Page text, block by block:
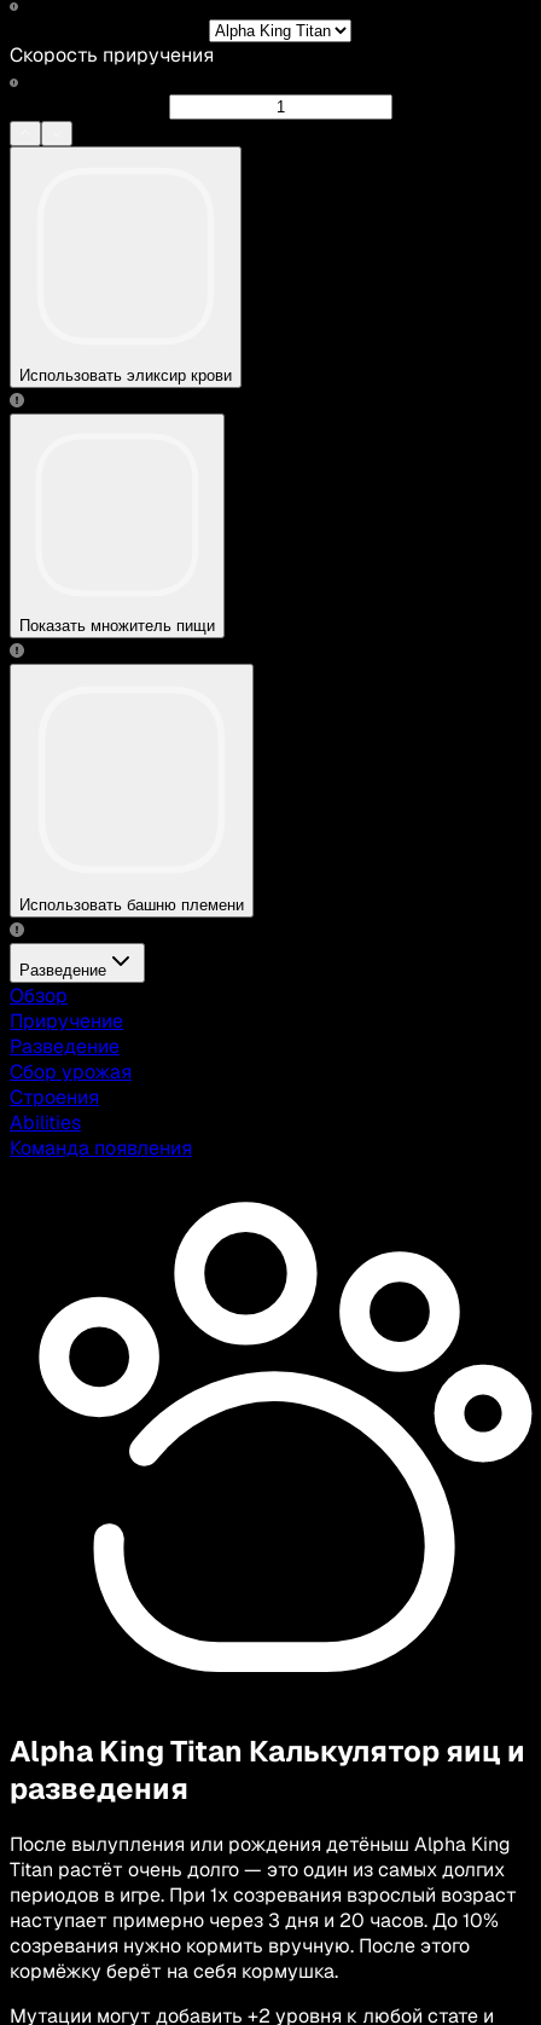
Скорость приручения
Использовать эликсир крови
Показать множитель пищи
Использовать башню племени
Разведение
Обзор
Приручение
Разведение
Сбор урожая
Строения
Abilities
Команда появления
Alpha King Titan Калькулятор яиц и
разведения
После вылупления или рождения детёныш Alpha King
Titan растёт очень долго — это один из самых долгих
периодов в игре. При 1x созревания взрослый возраст
наступает примерно через 3 дня и 20 часов. До 10%
созревания нужно кормить вручную. После этого
кормёжку берёт на себя кормушка.
Мутации могут добавить +2 уровня к любой стате и